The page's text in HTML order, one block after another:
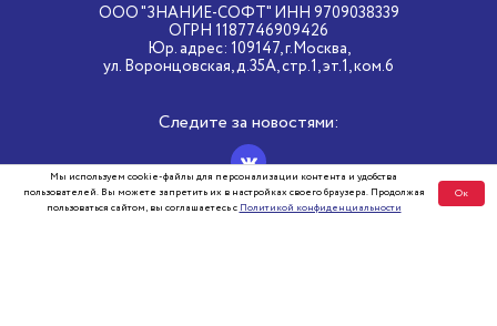
ООО "ЗНАНИЕ-СОФТ" ИНН 9709038339
ОГРН 1187746909426
Юр. адрес: 109147, г.Москва,
ул. Воронцовская, д.35А, стр.1, эт.1, ком.6
Разработка - «StudioBit»
Следите за новостями:
Мы используем cookie-файлы для персонализации контента и удобства
пользователей. Вы можете запретить их в настройках своего браузера. Продолжая
пользоваться сайтом, вы соглашаетесь с Политикой конфиденциальности
Ок